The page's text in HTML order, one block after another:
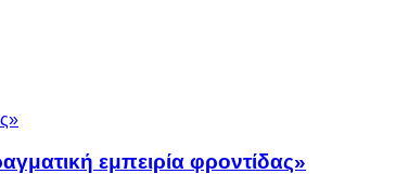
εμπειρία φροντίδας»